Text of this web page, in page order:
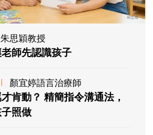
朱思穎教授
師先認識孩子
顏宜婷語言治療師
肯動？ 精簡指令溝通法，
照做